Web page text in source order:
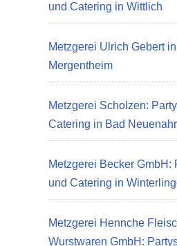
und Catering in Wittlich
Metzgerei Ulrich Gebert
Mergentheim
Metzgerei Scholzen:
Catering in Bad
Metzgerei Becker GmbH:
und Catering in
Metzgerei Hennche
Wurstwaren GmbH: